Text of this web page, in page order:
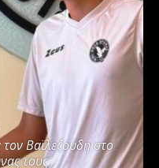
Βαϊλεζούδη στο
τους